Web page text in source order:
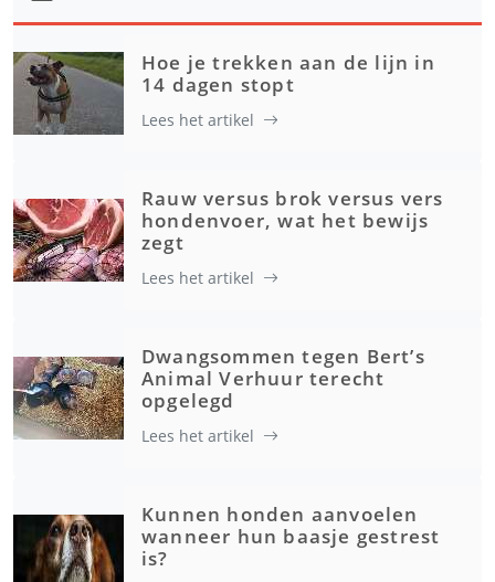
Hoe je trekken aan de lijn in
14 dagen stopt
Lees het artikel
Rauw versus brok versus vers
hondenvoer, wat het bewijs
zegt
Lees het artikel
Dwangsommen tegen Bert’s
Animal Verhuur terecht
opgelegd
Lees het artikel
Kunnen honden aanvoelen
wanneer hun baasje gestrest
is?